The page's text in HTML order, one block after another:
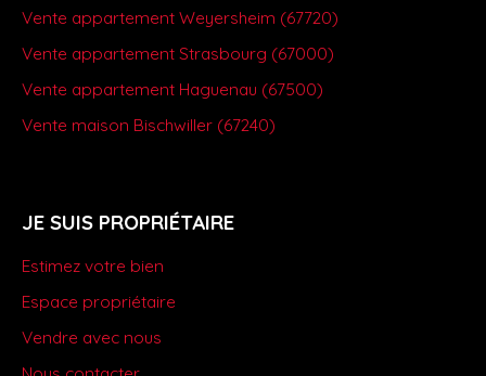
Vente appartement Weyersheim (67720)
Vente appartement Strasbourg (67000)
Vente appartement Haguenau (67500)
Vente maison Bischwiller (67240)
JE SUIS PROPRIÉTAIRE
Estimez votre bien
Espace propriétaire
Vendre avec nous